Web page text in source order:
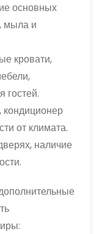
основных
мыла и
кровати,
гостей.
кондиционер
от климата.
наличие